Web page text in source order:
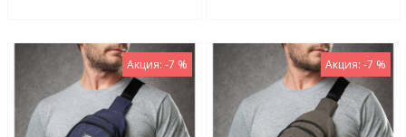
Акция: -7 % Акция: -7 %